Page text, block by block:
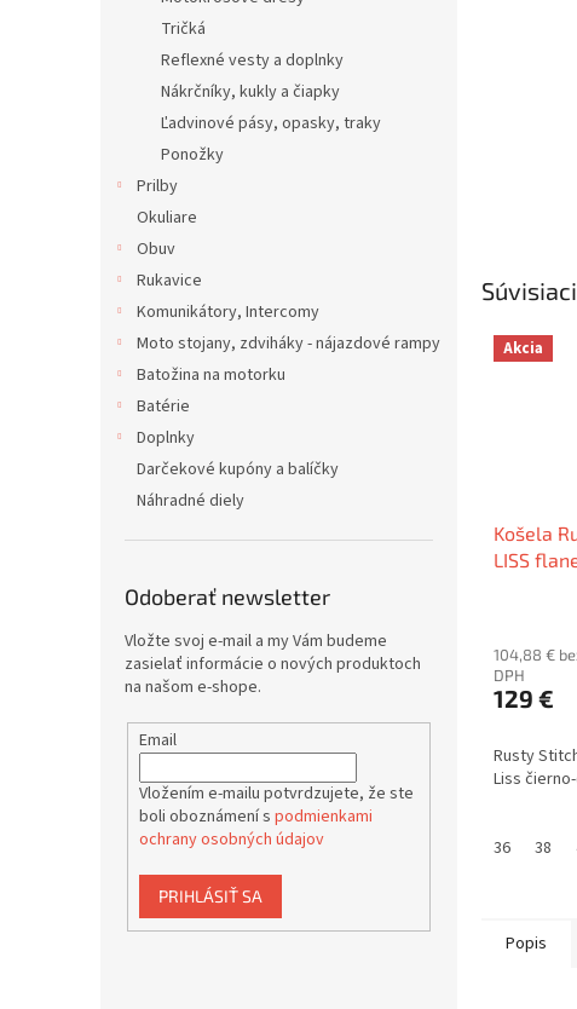
Tričká
Reflexné vesty a doplnky
Nákrčníky, kukly a čiapky
Ľadvinové pásy, opasky, traky
Ponožky
Prilby
Okuliare
Obuv
Rukavice
Komunikátory, Intercomy
Moto stojany, zdviháky - nájazdové rampy
Batožina na motorku
Batérie
Doplnky
Darčekové kupóny a balíčky
Náhradné diely
Odoberať newsletter
Vložte svoj e-mail a my Vám budeme
zasielať informácie o nových produktoch
na našom e-shope.
Email
Vložením e-mailu potvrdzujete, že ste
boli oboznámení s podmienkami
ochrany osobných údajov
PRIHLÁSIŤ SA
Akcia
Košela
LISS
104,88 €
DPH
129 €
Rusty
Liss
36 38
Popis